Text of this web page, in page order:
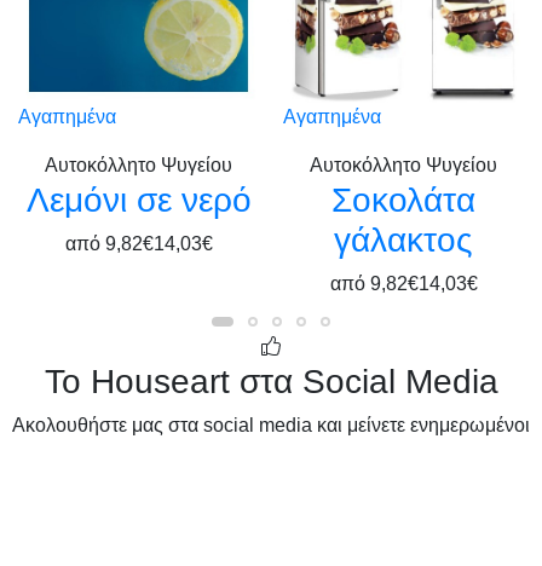
Αγαπημένα
Αυτοκόλλητο Ψυγείου
Λεμόνι σε νερό
από 9,82€14,03€
Αγαπημένα
Αυτοκόλλητο Ψυγείου
Σοκολάτα
γάλακτος
από 9,82€14,03€
Το Houseart στα Social Media
Ακολουθήστε μας στα social media και μείνετε ενημερωμένοι